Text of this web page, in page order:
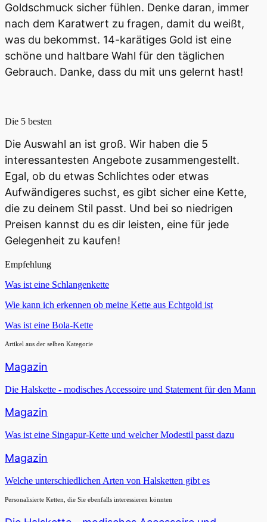
Goldschmuck sicher fühlen. Denke daran, immer
nach dem Karatwert zu fragen, damit du weißt,
was du bekommst. 14-karätiges Gold ist eine
schöne und haltbare Wahl für den täglichen
Gebrauch. Danke, dass du mit uns gelernt hast!
Die 5 besten
Die Auswahl an ist groß. Wir haben die 5
interessantesten Angebote zusammengestellt.
Egal, ob du etwas Schlichtes oder etwas
Aufwändigeres suchst, es gibt sicher eine Kette,
die zu deinem Stil passt. Und bei so niedrigen
Preisen kannst du es dir leisten, eine für jede
Gelegenheit zu kaufen!
Empfehlung
Was ist eine Schlangenkette
Wie kann ich erkennen ob meine Kette aus Echtgold ist
Was ist eine Bola-Kette
Artikel aus der selben Kategorie
Magazin
Die Halskette - modisches Accessoire und Statement für den Mann
Magazin
Was ist eine Singapur-Kette und welcher Modestil passt dazu
Magazin
Welche unterschiedlichen Arten von Halsketten gibt es
Personalisierte Ketten, die Sie ebenfalls interessieren könnten